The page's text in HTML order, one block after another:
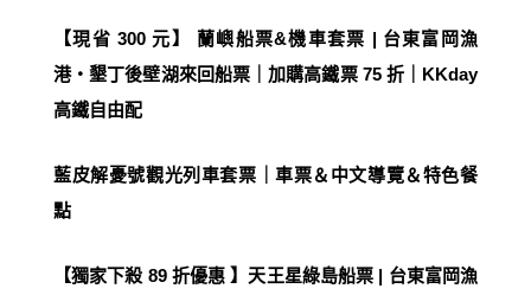
【現省 300 元】 蘭嶼船票&機車套票 | 台東富岡漁
港・墾丁後壁湖來回船票｜加購高鐵票 75 折｜KKday
高鐵自由配
藍皮解憂號觀光列車套票｜車票＆中文導覽＆特色餐
點
【獨家下殺 89 折優惠 】天王星綠島船票 | 台東富岡漁